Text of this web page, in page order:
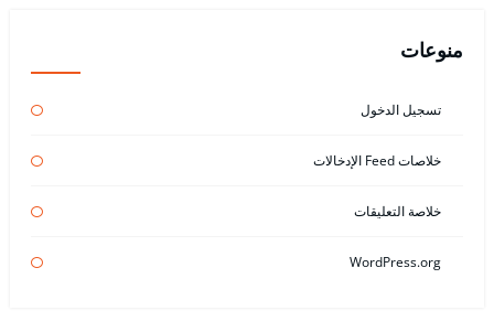
منوعات
تسجيل الدخول
خلاصات Feed الإدخالات
خلاصة التعليقات
WordPress.org